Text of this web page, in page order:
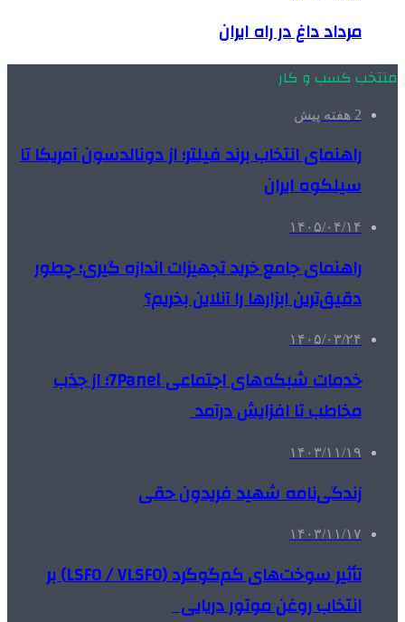
مرداد داغ در راه ایران
منتخب کسب و کار
2 هفته پیش
راهنمای انتخاب برند فیلتر؛ از دونالدسون آمریکا تا
سیلکوه ایران
۱۴۰۵/۰۴/۱۴
راهنمای جامع خرید تجهیزات اندازه گیری؛ چطور
دقیق‌ترین ابزارها را آنلاین بخریم؟
۱۴۰۵/۰۳/۲۴
خدمات شبکه‌های اجتماعی 7Panel؛ از جذب
مخاطب تا افزایش درآمد
۱۴۰۳/۱۱/۱۹
زندگی‌نامه شهید فریدون حقی
۱۴۰۳/۱۱/۱۷
تأثیر سوخت‌های کم‌گوگرد (LSFO / VLSFO) بر
انتخاب روغن موتور دریایی